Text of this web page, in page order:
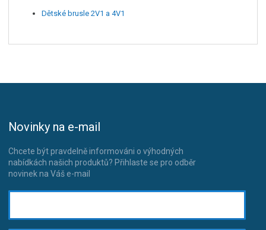
Dětské brusle 2V1 a 4V1
Novinky na e-mail
Chcete být pravdelně informováni o výhodných
nabídkách našich produktů? Přihlaste se pro odběr
novinek na Váš e-mail